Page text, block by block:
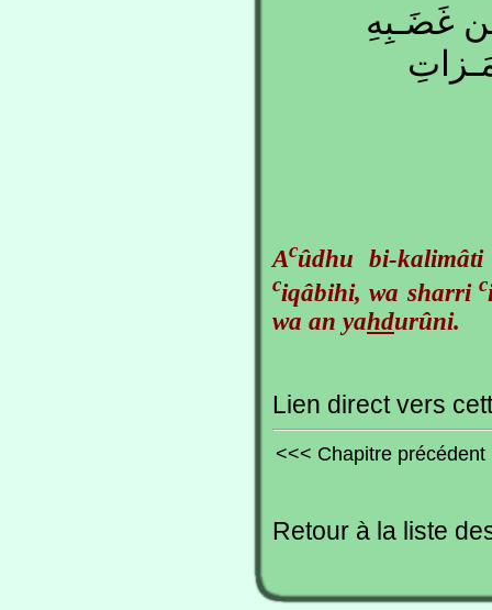
غَضَـبِهِ
Acûdhu bi-
ciqâbihi, wa sharric
wa an yahdurûni.
Lien direct vers
<<< Chapitre précédent
Retour à la liste